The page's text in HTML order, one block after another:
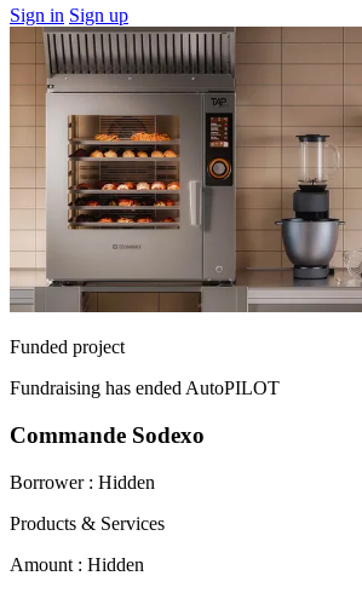
Sign in Sign up
Funded project
Fundraising has ended AutoPILOT
Commande Sodexo
Borrower : Hidden
Products & Services
Amount : Hidden